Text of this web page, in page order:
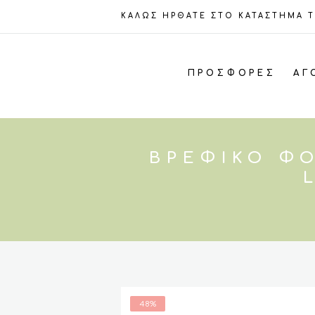
ΚΑΛΩΣ ΗΡΘΑΤΕ ΣΤΟ ΚΑΤΑΣΤΗΜΑ
ΠΡΟΣΦΟΡΈΣ
ΒΡΕΦΙΚΌ
48%